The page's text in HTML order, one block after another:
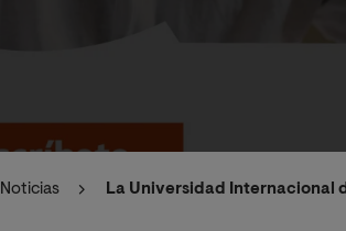
Noticias La Universidad Internacional